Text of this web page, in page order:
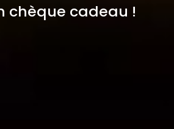
chèque cadeau !